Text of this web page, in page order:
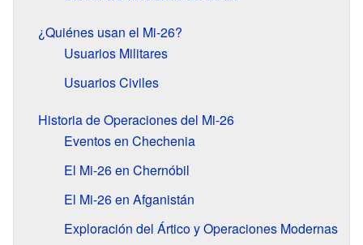
¿Quiénes usan el Mi-26?
Usuarios Militares
Usuarios Civiles
Historia de Operaciones del Mi-26
Eventos en Chechenia
El Mi-26 en Chernóbil
El Mi-26 en Afganistán
Exploración del Ártico y Operaciones Modernas